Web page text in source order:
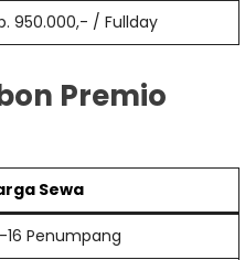
950.000,- / Fullday
Premio
Sewa
16 Penumpang